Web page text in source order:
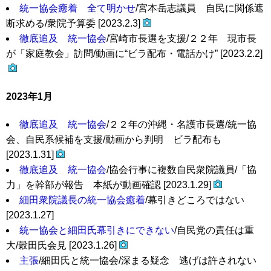
統一協会癒着 全て明かせ/宮本岳志議員 自民に関係遮
断求める/衆院予算委 [2023.2.3]
徹底追及 統一協会/宮崎市長選を支援/２２年 現市長
が「家庭教会」訪問/動画に“ビラ配布・電話かけ” [2023.2.2]
2023年1月
徹底追及 統一協会/２２年の沖縄・名護市長選/統一協
会、自民系候補を支援/動画から判明 ビラ配布も
[2023.1.31]
徹底追及 統一協会/協会行事に複数自民衆院議員/「協
力」を幹部が報告 本紙が動画確認 [2023.1.29]
細田衆院議長の統一協会癒着/幕引きどころではない
[2023.1.27]
統一協会と細田氏幕引きにできない/自民党の責任は重
大/穀田氏会見 [2023.1.26]
主張/細田氏と統一協会/深まる疑念 逃げは許されない